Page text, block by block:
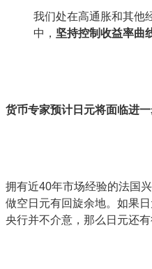
我们处在高通胀和其他
中， 坚持控制收益率曲
货币专家预计日元将面临进一
拥有近40年市场经验的法国
做空日元有回旋余地。如果
央行并不介意，那么日元还有